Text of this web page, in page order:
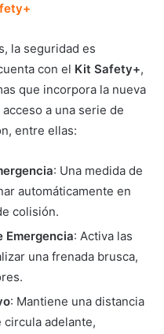
la seguridad es
con el Kit Safety+,
que incorpora la nueva
a una serie de
entre ellas:
: Una medida de
automáticamente en
colisión.
Emergencia: Activa las
una frenada brusca,
: Mantiene una distancia
adelante,